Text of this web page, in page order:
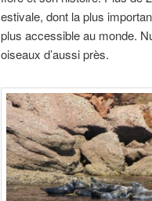
estivale, dont la plus
plus accessible au monde.
oiseaux d’aussi près.